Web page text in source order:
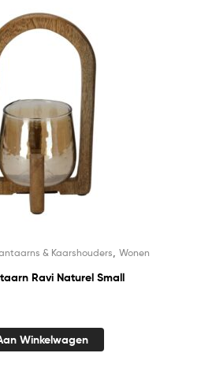
& Kaarshouders Wonen
Ravi Naturel Small
Winkelwagen